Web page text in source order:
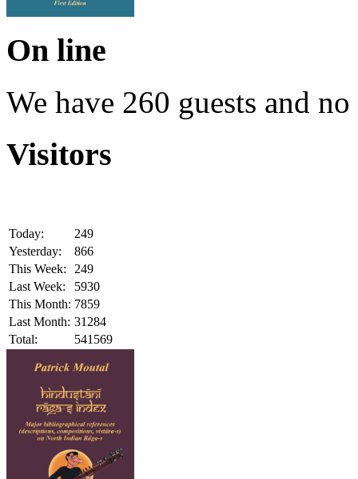
On line
We have 260 guests and
Visitors
Today:
249
Yesterday:
866
This Week:
249
Last Week:
5930
This Month: 7859
Last Month: 31284
Total:
541569